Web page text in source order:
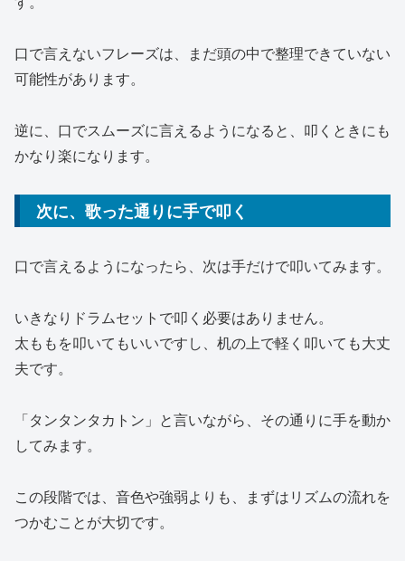
口で言えないフレーズは、まだ頭の中で整理できていない
可能性があります。
逆に、口でスムーズに言えるようになると、叩くときにも
かなり楽になります。
次に、歌った通りに手で叩く
口で言えるようになったら、次は手だけで叩いてみます。
いきなりドラムセットで叩く必要はありません。
太ももを叩いてもいいですし、机の上で軽く叩いても大丈
夫です。
「タンタンタカトン」と言いながら、その通りに手を動か
してみます。
この段階では、音色や強弱よりも、まずはリズムの流れを
つかむことが大切です。